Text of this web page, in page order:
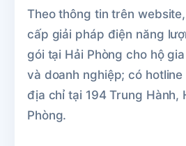
Theo thông tin trên
cấp giải pháp điện năng
gói tại Hải Phòng cho hộ
và doanh nghiệp; có
địa chỉ tại 194 Trung Hành,
Phòng.